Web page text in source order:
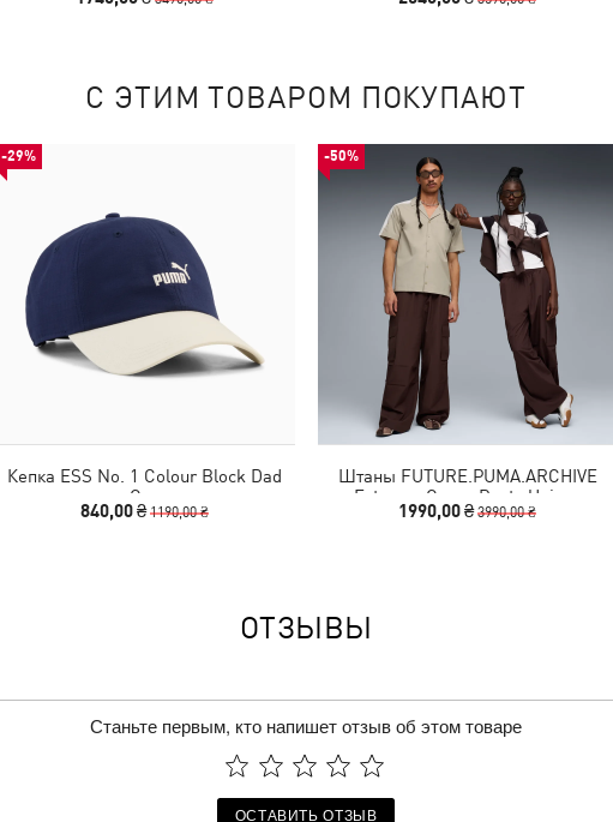
С ЭТИМ ТОВАРОМ ПОКУПАЮТ
-29%
Кепка ESS No. 1 Colour Block Dad
Cap
840,00 ₴1190,00 ₴
-50%
Штаны FUTURE.PUMA.ARCHIVE
Extreme Cargo Pants Unisex
1990,00 ₴3990,00 ₴
ОТЗЫВЫ
Станьте первым, кто напишет отзыв об этом товаре
ОСТАВИТЬ ОТЗЫВ